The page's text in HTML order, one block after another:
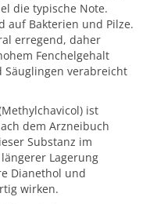
die typische Note.
auf Bakterien und Pilze.
erregend, daher
Fenchelgehalt
Säuglingen verabreicht
ist
dem Arzneibuch
Substanz im
Lagerung
Dianethol und
wirken.